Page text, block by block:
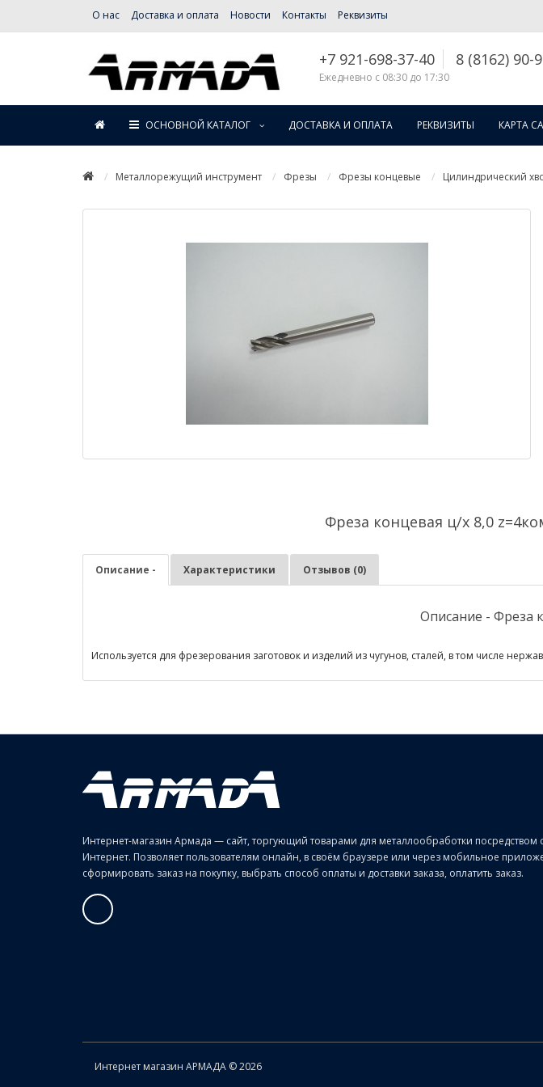
О нас Доставка и оплата Новости Контакты Реквизиты
+7 921-698-37-40 8 (8162) 90-
Ежедневно с 08:30 до 17:30
ОСНОВНОЙ КАТАЛОГ ДОСТАВКА И ОПЛАТА РЕКВИЗИТЫ КАРТА
Металлорежущий инструмент Фрезы Фрезы концевые Цилиндрический
Фреза концевая ц/х 8,0
Описание - Характеристики Отзывов (0)
Описание - Фреза
Используется для фрезерования заготовок и изделий из чугунов, сталей, в том числе
Интернет-магазин Армада — сайт, торгующий товарами для металлообработки посредством
Интернет. Позволяет пользователям онлайн, в своём браузере или через мобильное
сформировать заказ на покупку, выбрать способ оплаты и доставки заказа, оплатить заказ.
Интернет магазин АРМАДА © 2026